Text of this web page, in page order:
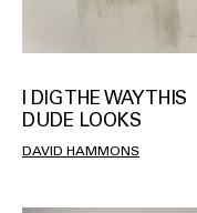
I DIG THE WAY THIS
DUDE LOOKS
DAVID HAMMONS